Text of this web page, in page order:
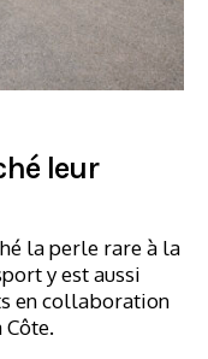
leur
la perle rare à la
y est aussi
en collaboration